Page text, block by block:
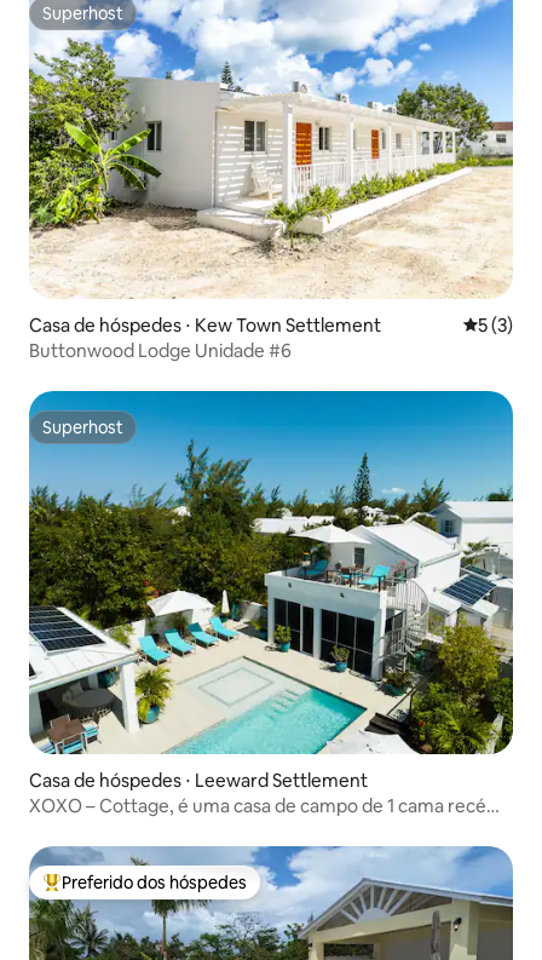
Superhost
Superhost
Casa de hóspedes ⋅ Kew Town Settlement 5 de
5 (3)
Buttonwood Lodge Unidade #6
Superhost
Superhost
Casa de hóspedes ⋅ Leeward Settlement
XOXO – Cottage, é uma casa de campo de 1 cama recém-
Entre os melhores preferidos dos hóspedes
Preferido dos hóspedes